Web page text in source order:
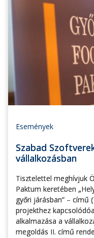
Események
Szabad
vállalkozásban
Tisztelettel meghívjuk
Paktum keretében
győri járásban” – című
projekthez
alkalmazása a
megoldás II. című